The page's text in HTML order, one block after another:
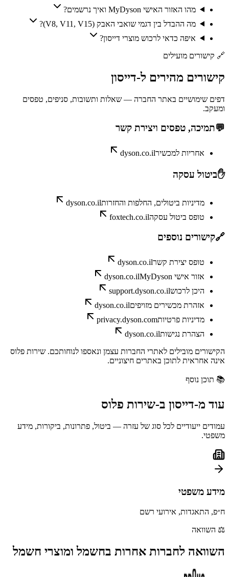
מהו האזור האישי MyDyson ואיך נרשמים?
מה ההבדל בין דגמי שואבי האבק (V8, V11, V15)?
איפה כדאי לרכוש מוצרי דייסון?
🔗 קישורים מועילים
קישורים מהירים ל-דייסון
דפים שימושיים באתר החברה — שאלות ותשובות, סניפים, טפסים
ומעקב.
💬תמיכה, טפסים ויצירת קשר
אחריות למכשירdyson.co.il
✋ביטול עסקה
מדיניות ביטולים, החלפות והחזרותdyson.co.il
טופס ביטול עסקהfoxtech.co.il
🔗קישורים נוספים
טופס יצירת קשרdyson.co.il
אזור אישי MyDyson
dyson.co.il
היכן לרכושsupport.dyson.co.il
אזהרת מכשירים מזויפיםdyson.co.il
מדיניות פרטיותprivacy.dyson.com
הצהרת נגישותdyson.co.il
הקישורים מובילים לאתרי החברות עצמן ונאספו לנוחותכם. שירות פלוס
אינה אחראית לתוכן באתרים חיצוניים.
📚 תוכן נוסף
עוד מ-דייסון ב-שירות פלוס
עמודים ייעודיים לכל סוג של עזרה — ביטול, פתרונות, ביקורות, מידע
משפטי.
מידע משפטי
ח״פ, התאגדות, אירועי רשם
⚖️ השוואה
השוואה לחברות אחרות בחשמל ומוצרי חשמל